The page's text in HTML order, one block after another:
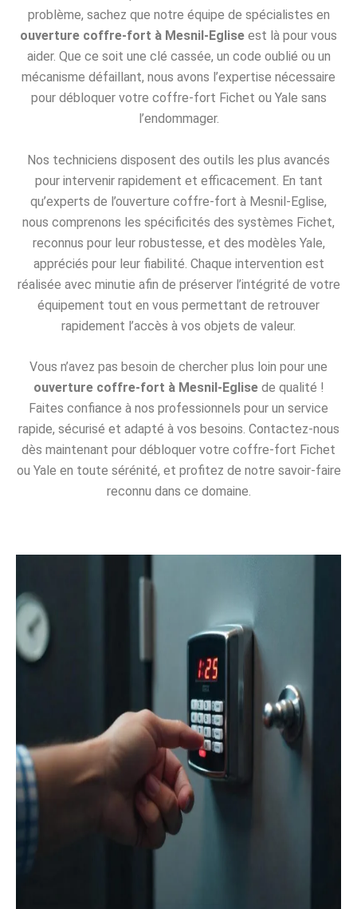
problème, sachez que notre équipe de spécialistes en
ouverture coffre-fort à Mesnil-Eglise est là pour vous
aider. Que ce soit une clé cassée, un code oublié ou un
mécanisme défaillant, nous avons l’expertise nécessaire
pour débloquer votre coffre-fort Fichet ou Yale sans
l’endommager.
Nos techniciens disposent des outils les plus avancés
pour intervenir rapidement et efficacement. En tant
qu’experts de l’ouverture coffre-fort à Mesnil-Eglise,
nous comprenons les spécificités des systèmes Fichet,
reconnus pour leur robustesse, et des modèles Yale,
appréciés pour leur fiabilité. Chaque intervention est
réalisée avec minutie afin de préserver l’intégrité de votre
équipement tout en vous permettant de retrouver
rapidement l’accès à vos objets de valeur.
Vous n’avez pas besoin de chercher plus loin pour une
ouverture coffre-fort à Mesnil-Eglisede qualité !
Faites confiance à nos professionnels pour un service
rapide, sécurisé et adapté à vos besoins. Contactez-nous
dès maintenant pour débloquer votre coffre-fort Fichet
ou Yale en toute sérénité, et profitez de notre savoir-faire
reconnu dans ce domaine.